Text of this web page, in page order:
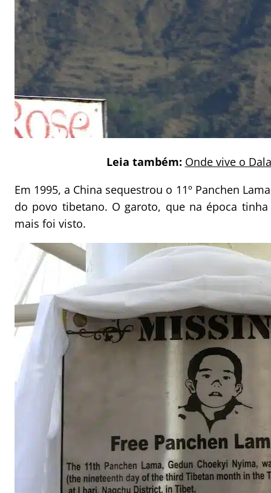
Leia também: Onde vive o
Em 1995, a China sequestrou o 11º Panchen
do povo tibetano. O garoto, que na época
mais foi visto.